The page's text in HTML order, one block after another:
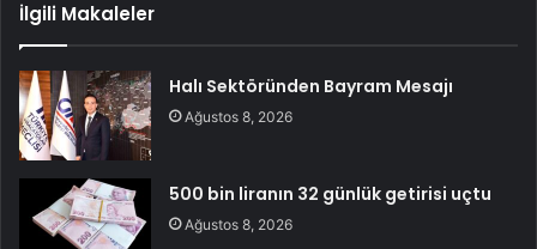
İlgili Makaleler
Halı Sektöründen Bayram Mesajı
Ağustos 8, 2026
500 bin liranın 32 günlük getirisi uçtu
Ağustos 8, 2026